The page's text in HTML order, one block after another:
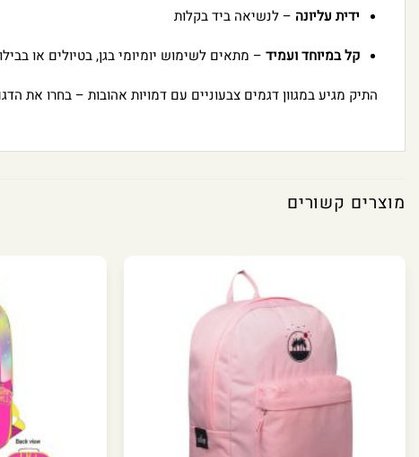
ידית עליונה – לנשיאה ביד בקלות
קל במיוחד ועמיד– מתאים לשימוש יומיומי בגן, בטיולים או
התיק מגיע במגוון דגמים צבעוניים עם דמויות אהובות – בחרו את
מוצרים קשורים